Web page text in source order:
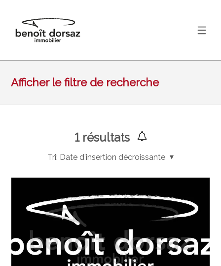
Afficher le filtre de recherche
1résultats
Tri: Date d'insertion décroissante